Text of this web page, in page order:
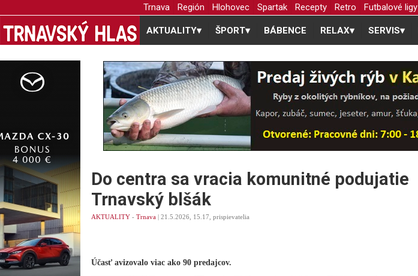
Trnava Región Hlohovec Spartak Recepty Retro Futbalové ligy
AKTUALITY▾ ŠPORT▾ BÁBENCE RELAX▾ SERVIS▾
Do centra sa vracia komunitné podujatie
Trnavský blšák
AKTUALITY - Trnava | 21.5.2026, 15.17, prispievatelia
Účasť avizovalo viac ako 90 predajcov.